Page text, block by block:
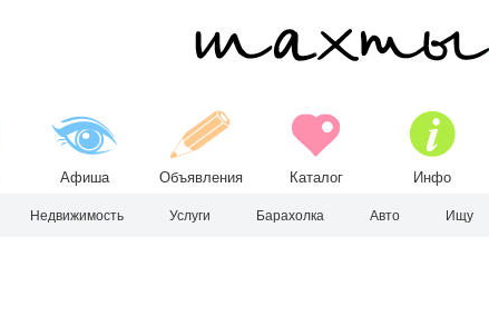
Афиша Объявления Каталог Инфо
Недвижимость Услуги Барахолка Авто Ищу